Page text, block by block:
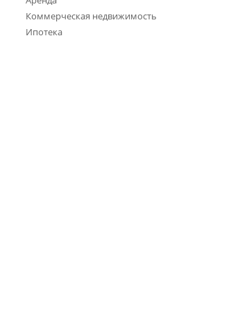
Коммерческая недвижимость
Ипотека